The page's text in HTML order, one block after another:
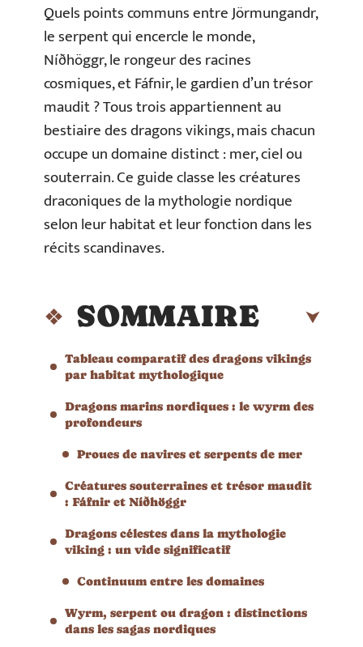
Quels points communs entre Jörmungandr,
le serpent qui encercle le monde,
Níðhöggr, le rongeur des racines
cosmiques, et Fáfnir, le gardien d’un trésor
maudit ? Tous trois appartiennent au
bestiaire des dragons vikings, mais chacun
occupe un domaine distinct : mer, ciel ou
souterrain. Ce guide classe les créatures
draconiques de la mythologie nordique
selon leur habitat et leur fonction dans les
récits scandinaves.
SOMMAIRE
Tableau comparatif des dragons vikings
par habitat mythologique
Dragons marins nordiques : le wyrm des
profondeurs
Proues de navires et serpents de mer
Créatures souterraines et trésor maudit
: Fáfnir et Níðhöggr
Dragons célestes dans la mythologie
viking : un vide significatif
Continuum entre les domaines
Wyrm, serpent ou dragon : distinctions
dans les sagas nordiques